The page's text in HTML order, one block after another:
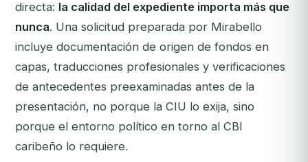
directa: la calidad del expediente importa más que
nunca. Una solicitud preparada por Mirabello
incluye documentación de origen de fondos en
capas, traducciones profesionales y verificaciones
de antecedentes preexaminadas antes de la
presentación, no porque la CIU lo exija, sino
porque el entorno político en torno al CBI
caribeño lo requiere.